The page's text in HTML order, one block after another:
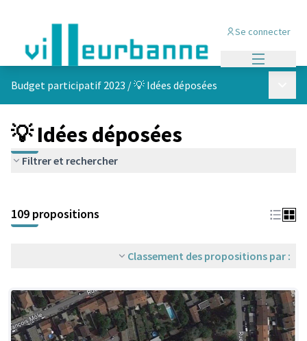
Se connecter
Budget participatif 2023 /💡 Idées déposées
💡 Idées déposées
Filtrer et rechercher
+
−
109 propositions
Classement des propositions par :